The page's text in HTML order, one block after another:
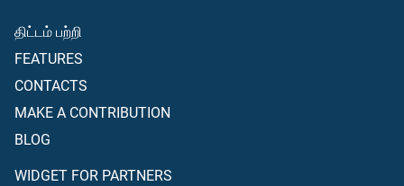
திட்டம் பற்றி
FEATURES
CONTACTS
MAKE A CONTRIBUTION
BLOG
WIDGET FOR PARTNERS